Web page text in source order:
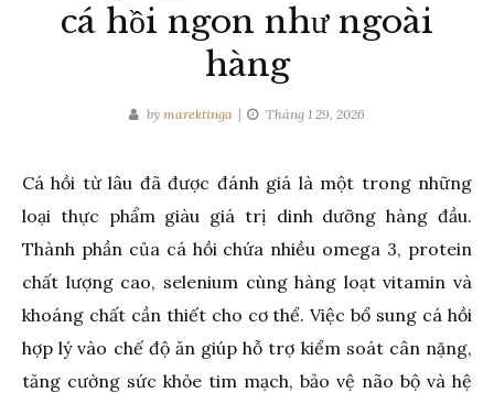
cá hồi ngon như ngoài
hàng
by marektinga Tháng 1 29, 2026
Cá hồi từ lâu đã được đánh giá là một trong những
loại thực phẩm giàu giá trị dinh dưỡng hàng đầu.
Thành phần của cá hồi chứa nhiều omega 3, protein
chất lượng cao, selenium cùng hàng loạt vitamin và
khoáng chất cần thiết cho cơ thể. Việc bổ sung cá hồi
hợp lý vào chế độ ăn giúp hỗ trợ kiểm soát cân nặng,
tăng cường sức khỏe tim mạch, bảo vệ não bộ và hệ